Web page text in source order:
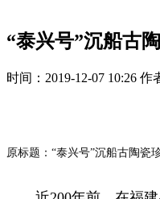
“泰兴号”沉船古
时间：2019-12-07 10:26
原标题：“泰兴号”沉船古陶瓷